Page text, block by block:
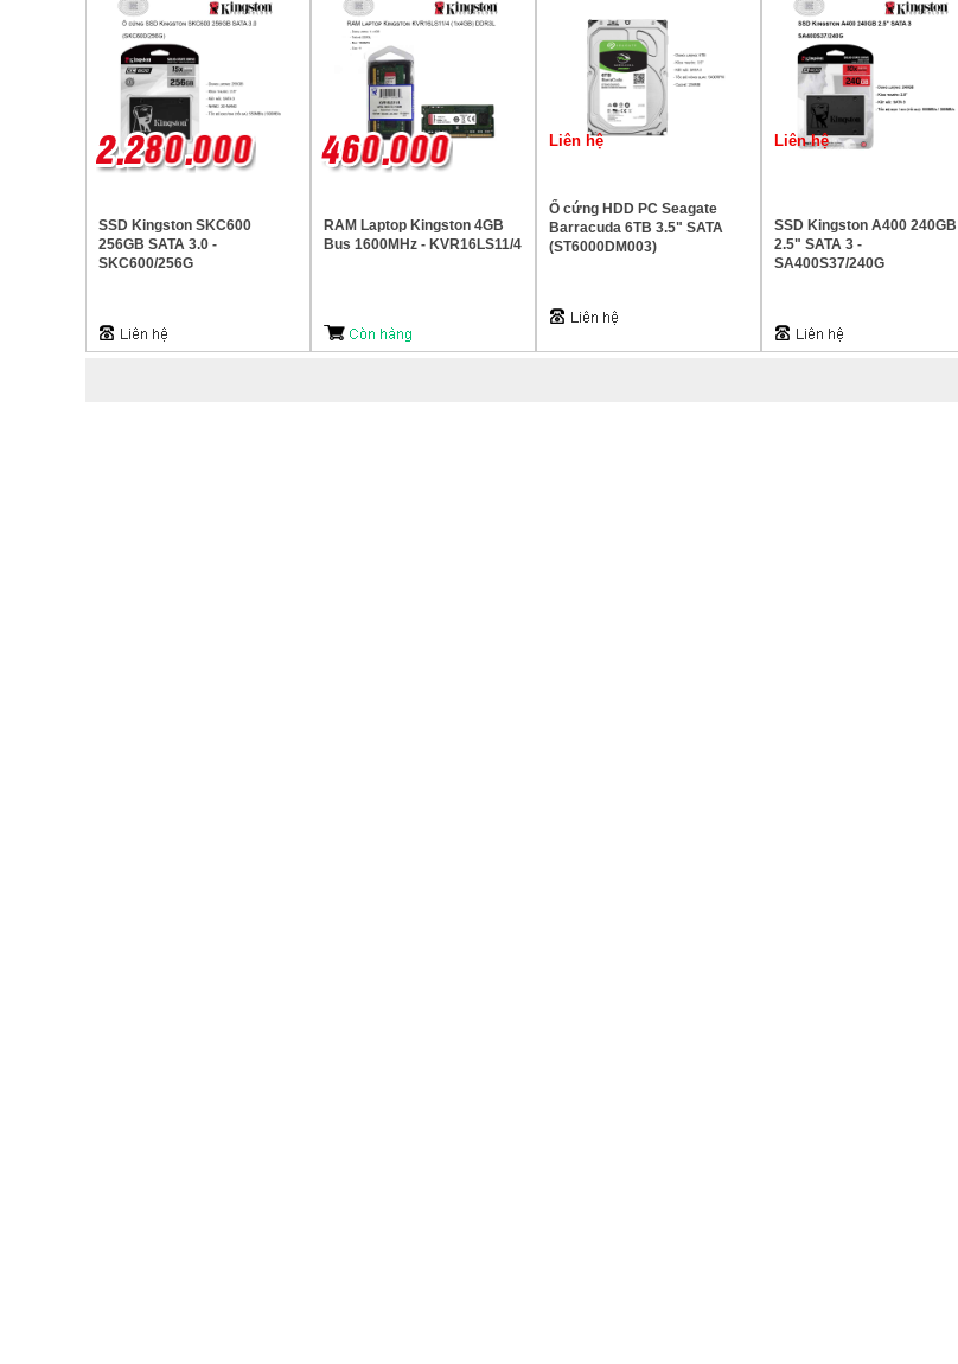
SSD Kingston SKC600
256GB SATA 3.0 -
SKC600/256G
RAM Laptop Kingston 4GB
Bus 1600MHz - KVR16LS11/4
Liên hệ
Ổ cứng HDD PC Seagate
Barracuda 6TB 3.5" SATA
(ST6000DM003)
Liên hệ
SSD Kingston A400 240GB
2.5" SATA 3 -
SA400S37/240G